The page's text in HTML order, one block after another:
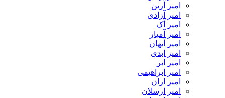
امیر آرین
امیر آزادی
امیر آک
امیر آمیار
امیر آیهان
امیر ابدی
امیر ابر
امیر ابراهیمی
امیر اران
امیر ارسلان